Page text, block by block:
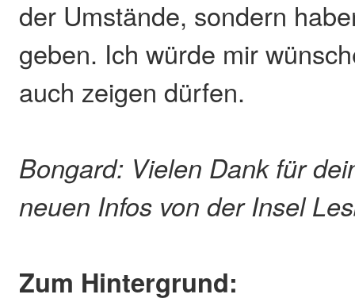
der Umstände, sondern
geben. Ich würde mir
auch zeigen dürfen.
Bongard: Vielen Dank für
neuen Infos von der Insel
Zum Hintergrund: